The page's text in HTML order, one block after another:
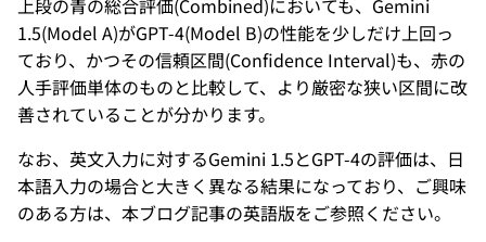
1.5(Model A)がGPT-4(Model B)の性能を少しだけ上回っ
ており、かつその信頼区間(Confidence Interval)も、赤の
人手評価単体のものと比較して、より厳密な狭い区間に改
善されていることが分かります。
なお、英文入力に対するGemini 1.5とGPT-4の評価は、日
本語入力の場合と大きく異なる結果になっており、ご興味
のある方は、本ブログ記事の英語版をご参照ください。